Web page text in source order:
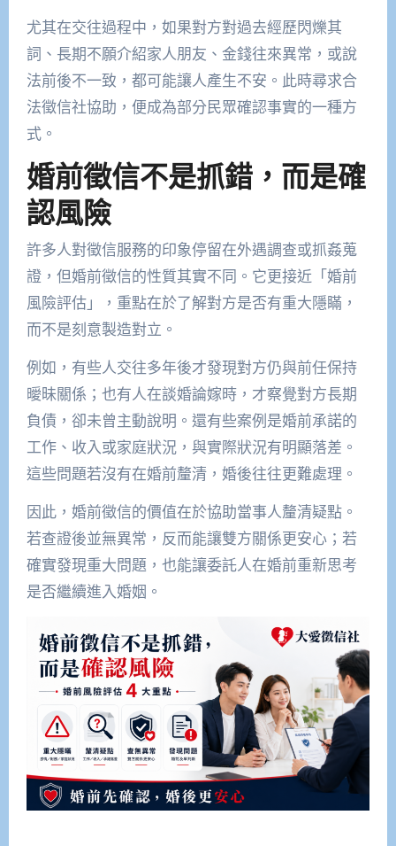
尤其在交往過程中，如果對方對過去經歷閃爍其
詞、長期不願介紹家人朋友、金錢往來異常，或說
法前後不一致，都可能讓人產生不安。此時尋求合
法徵信社協助，便成為部分民眾確認事實的一種方
式。
婚前徵信不是抓錯，而是確
認風險
許多人對徵信服務的印象停留在外遇調查或抓姦蒐
證，但婚前徵信的性質其實不同。它更接近「婚前
風險評估」，重點在於了解對方是否有重大隱瞞，
而不是刻意製造對立。
例如，有些人交往多年後才發現對方仍與前任保持
曖昧關係；也有人在談婚論嫁時，才察覺對方長期
負債，卻未曾主動說明。還有些案例是婚前承諾的
工作、收入或家庭狀況，與實際狀況有明顯落差。
這些問題若沒有在婚前釐清，婚後往往更難處理。
因此，婚前徵信的價值在於協助當事人釐清疑點。
若查證後並無異常，反而能讓雙方關係更安心；若
確實發現重大問題，也能讓委託人在婚前重新思考
是否繼續進入婚姻。